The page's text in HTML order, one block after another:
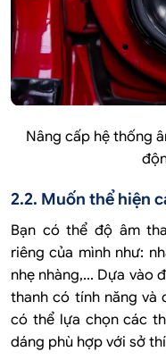
Nâng cấp hệ thống
2.2. Muốn thể hiện
Bạn có thể độ âm
riêng của mình như:
nhẹ nhàng,... Dựa vào
thanh có tính năng và
có thể lựa chọn các
dáng phù hợp với sở